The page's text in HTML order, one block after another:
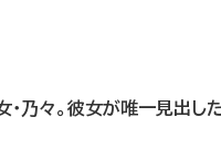
乃々。彼女が唯一見出し